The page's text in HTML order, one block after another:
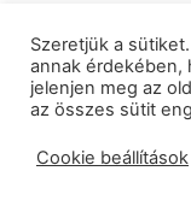
Szeretjük a
annak érdekében,
jelenjen meg az
az összes sütit
Cookie beállítások